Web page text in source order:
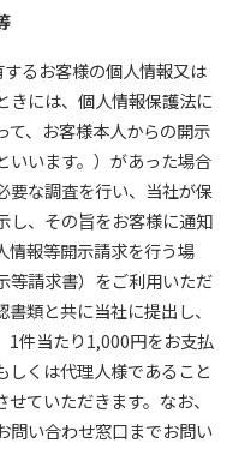
るお客様の個人情報又は
きには、個人情報保護法に
て、お客様本人からの開示
いいます。）があった場合
要な調査を行い、当社が保
し、その旨をお客様に通知
情報等開示請求を行う場
等請求書）をご利用いただ
類と共に当社に提出し、
1件当たり1,000円をお支払
しくは代理人様であること
ていただきます。なお、
問い合わせ窓口までお問い